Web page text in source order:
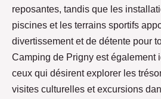
reposantes, tandis que les
piscines et les terrains sportifs
divertissement et de détente pour
Camping de Prigny est également
ceux qui désirent explorer les
visites culturelles et excursions